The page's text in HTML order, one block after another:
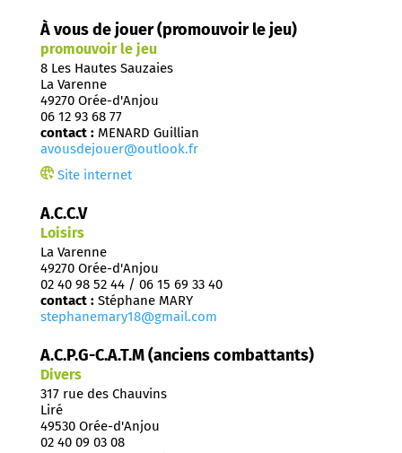
À vous de jouer (promouvoir le jeu)
promouvoir le jeu
8 Les Hautes Sauzaies
La Varenne
49270 Orée-d'Anjou
06 12 93 68 77
contact : MENARD Guillian
avousdejouer@outlook.fr
Site internet
A.C.C.V
Loisirs
La Varenne
49270 Orée-d'Anjou
02 40 98 52 44 / 06 15 69 33 40
contact : Stéphane MARY
stephanemary18@gmail.com
A.C.P.G-C.A.T.M (anciens combattants)
Divers
317 rue des Chauvins
Liré
49530 Orée-d'Anjou
02 40 09 03 08